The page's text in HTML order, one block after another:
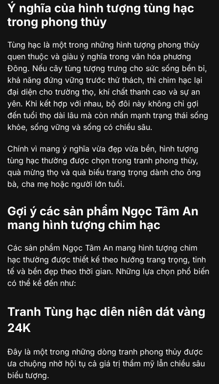
Ý nghĩa của hình tượng tùng hạc
trong phong thủy
Tùng hạc là một trong những hình tượng phong thủy
quen thuộc và giàu ý nghĩa trong văn hóa phương
Đông. Nếu cây tùng tượng trưng cho sức sống bền bỉ,
khả năng đứng vững trước thử thách, thì chim hạc lại
đại diện cho trường thọ, khí chất thanh cao và sự an
yên. Khi kết hợp với nhau, bộ đôi này không chỉ gợi
đến tuổi thọ dài lâu mà còn nhấn mạnh trạng thái sống
khỏe, sống vững và sống có chiều sâu.
Chính vì mang ý nghĩa vừa đẹp vừa bền, hình tượng
tùng hạc thường được chọn trong tranh phong thủy,
quà mừng thọ và quà biếu trang trọng dành cho ông
bà, cha mẹ hoặc người lớn tuổi.
Gợi ý các sản phẩm Ngọc Tâm An
mang hình tượng chim hạc
Các sản phẩm Ngọc Tâm An mang hình tượng chim
hạc thường được thiết kế theo hướng trang trọng, tinh
tế và bền đẹp theo thời gian. Những lựa chọn phổ biến
có thể kể đến như:
Tranh Tùng hạc diên niên dát vàng
24K
Đây là một trong những dòng tranh phong thủy được
ưa chuộng nhờ hội tụ cả giá trị thẩm mỹ lẫn chiều sâu
biểu tượng.